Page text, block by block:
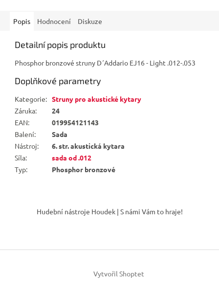
Popis Hodnocení Diskuze
Detailní popis produktu
Phosphor bronzové struny D´Addario EJ16 - Light .012-.053
Doplňkové parametry
Kategorie: Struny pro akustické kytary
Záruka:
24
EAN:
019954121143
Balení:
Sada
Nástroj:
6. str. akustická kytara
Síla:
sada od .012
Typ: Phosphor bronzové
í
Hudební nástroje Houdek | S námi Vám to hraje!
Vytvořil Shoptet